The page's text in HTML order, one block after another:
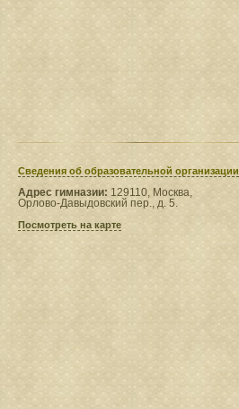
Сведения​ об образовательной организации
Адрес гимназии: 129110, Москва,
Орлово-Давыдовский пер., д. 5.
Посмотреть на карте